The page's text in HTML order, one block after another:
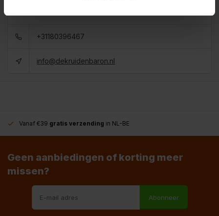
+31180396467
info@dekruidenbaron.nl
Vanaf €39 gratis verzending in NL-BE
Geen aanbiedingen of korting meer
missen?
Abonneer